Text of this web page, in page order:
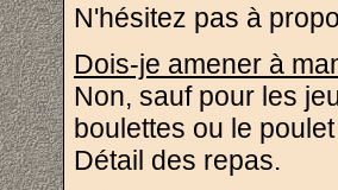
N'hésitez pas à
Dois-je amener à
Non, sauf pour les
boulettes ou le
Détail des repas.